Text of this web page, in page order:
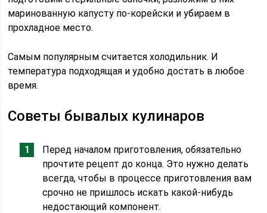
маринованную капусту по-корейски и убираем в
прохладное место.
Самым популярным считается холодильник. И
температура подходящая и удобно достать в любое
время.
Советы бывалых кулинаров
Перед началом приготовления, обязательно
прочтите рецепт до конца. Это нужно делать
всегда, чтобы в процессе приготовления вам
срочно не пришлось искать какой-нибудь
недостающий компонент.